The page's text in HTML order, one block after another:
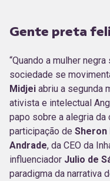
Gente preta
“Quando a mulher
sociedade se
Midjei abriu a segunda
ativista e intelectual
papo sobre a alegria
participação de Sheron
Andrade, da CEO da
influenciador Julio de
paradigma da narrativa